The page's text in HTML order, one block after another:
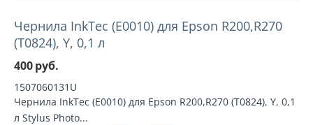
Чернила InkTec (E0010) для Epson R200,R270
(T0824), Y, 0,1 л
400руб.
1507060131U
Чернила InkTec (E0010) для Epson R200,R270 (T0824), Y, 0,1
л Stylus Photo...